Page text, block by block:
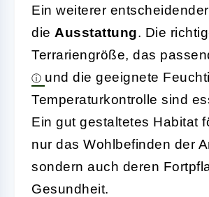
Ein weiterer
die Ausstattung. Die
Terrariengröße, das
und die geeignete
Temperaturkontrolle sind
Ein gut gestaltetes Habitat
nur das Wohlbefinden der
sondern auch deren
Gesundheit.